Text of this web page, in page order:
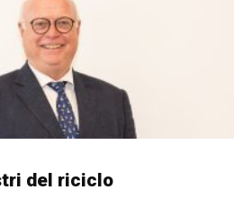
del riciclo